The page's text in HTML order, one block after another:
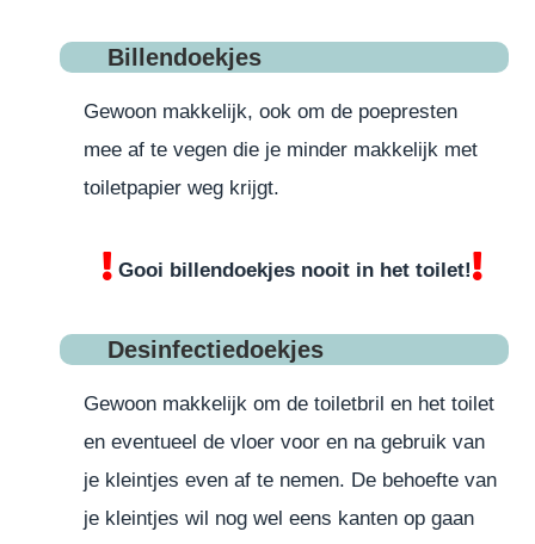
Billendoekjes
Gewoon makkelijk, ook om de poepresten
mee af te vegen die je minder makkelijk met
toiletpapier weg krijgt.
Gooi billendoekjes nooit in het toilet!
Desinfectiedoekjes
Gewoon makkelijk om de toiletbril en het toilet
en eventueel de vloer voor en na gebruik van
je kleintjes even af te nemen. De behoefte van
je kleintjes wil nog wel eens kanten op gaan